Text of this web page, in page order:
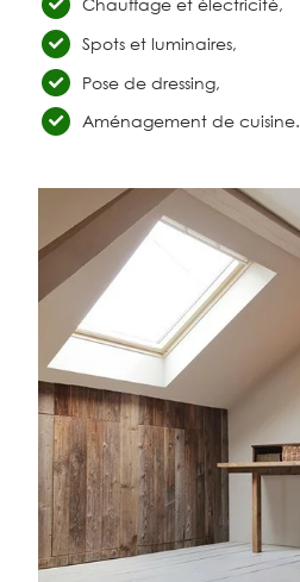
Chauffage et électricité,
Spots et luminaires,
Pose de dressing,
Aménagement de cuisine.